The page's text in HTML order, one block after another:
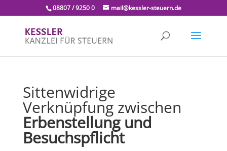
08807 / 9250 0 mail@kessler-steuern.de
Sittenwidrige
Verknüpfung zwischen
Erbenstellung und
Besuchspflicht